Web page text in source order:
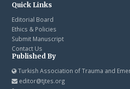
Quick Links
Editorial Board
Ethics & Policies
Submit Manuscript
Contact Us
Published By
Turkish Association of Trauma and
editor@tjtes.org